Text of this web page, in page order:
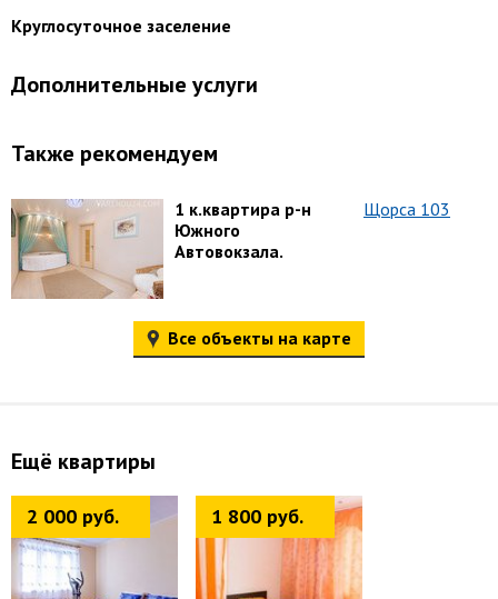
Круглосуточное заселение
Дополнительные услуги
Также рекомендуем
1 к.квартира р-н
Южного
Автовокзала.
Щорса 103
Все объекты на карте
Ещё квартиры
2 000 руб. 1 800 руб.